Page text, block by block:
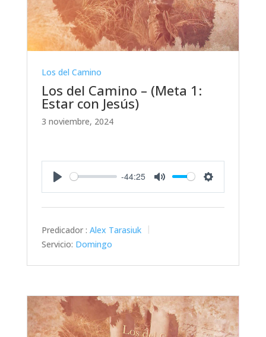
Los del Camino
Los del Camino – (Meta 1:
Estar con Jesús)
3 noviembre, 2024
-44:25
Predicador : Alex Tarasiuk
Servicio: Domingo